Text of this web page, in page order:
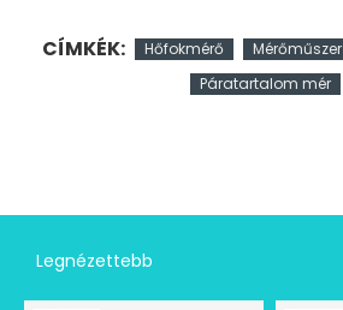
CÍMKÉK: Hőfokmérő Mérőműszer
Páratartalom mér
Legnézettebb